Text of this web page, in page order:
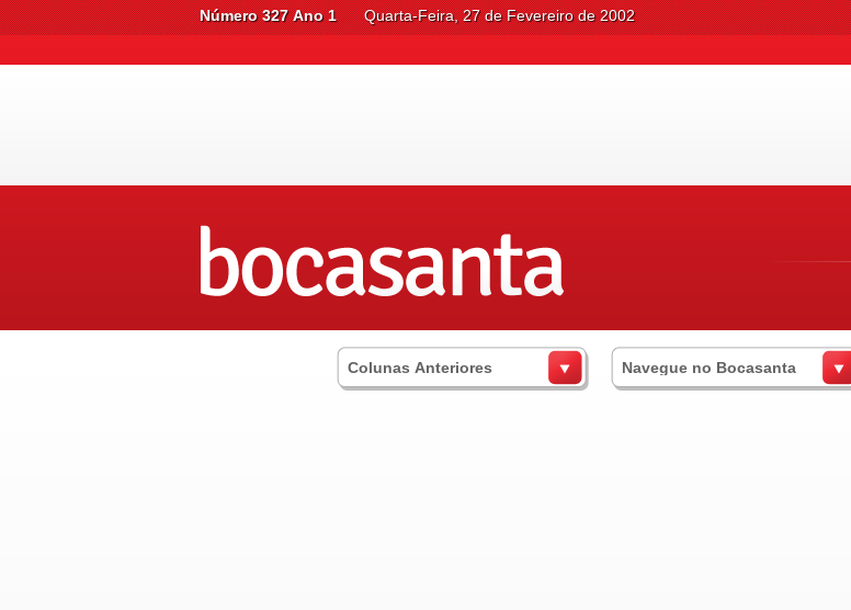
Número 327 Ano 1 Quarta-Feira, 27 de Fevereiro de 2002
Colunas Anteriores Navegue no Bocasanta